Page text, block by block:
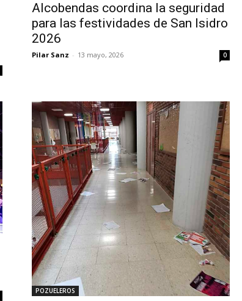
Alcobendas coordina la seguridad
para las festividades de San Isidro
2026
Pilar Sanz - 13 mayo, 2026 0
POZUELEROS